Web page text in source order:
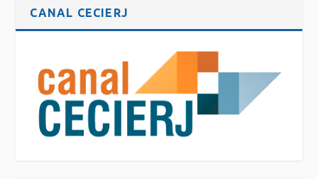
CANAL CECIERJ